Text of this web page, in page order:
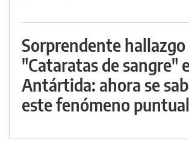
Sorprendente hallazgo
"Cataratas de sangre"
Antártida: ahora se
este fenómeno